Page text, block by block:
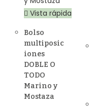
Vista rápida
Bolso
multiposic
iones
DOBLE O
TODO
Marino y
Mostaza